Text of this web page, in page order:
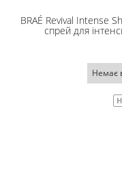
BRAÉ Revival Intense
спрей для
Немає